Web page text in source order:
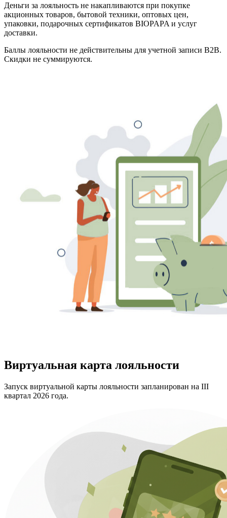
Деньги за лояльность не накапливаются при покупке
акционных товаров, бытовой техники, оптовых цен,
упаковки, подарочных сертификатов BIOPAPA и услуг
доставки.
Баллы лояльности не действительны для учетной записи B2B.
Скидки не суммируются.
Виртуальная карта лояльности
Запуск виртуальной карты лояльности запланирован на III
квартал 2026 года.